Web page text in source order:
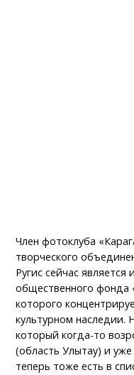
Член фотоклуба
творческого
Ругис сейчас является
общественного фонда
которого
культурном наследии.
который когда-то
(область Улытау) и
теперь тоже есть в